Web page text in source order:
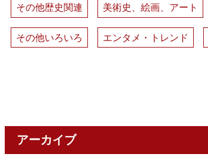
その他歴史関連 美術史、絵画、アート
その他いろいろ エンタメ・トレンド
アーカイブ